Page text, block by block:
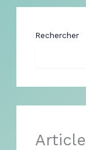
Rechercher